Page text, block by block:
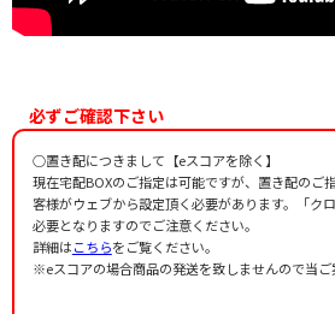
必ずご確認下さい
○置き配につきまして【eスコアを除く】
現在宅配BOXのご指定は可能ですが、置き配のご
客様がウェブから設定頂く必要があります。「ク
必要となりますのでご注意ください。
詳細はこちらをご覧ください。
※eスコアの場合商品の発送を致しませんので当ご